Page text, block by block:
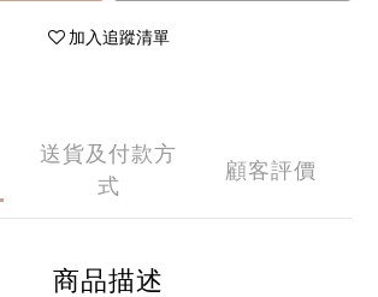
加入追蹤清單
送貨及付款方
式
顧客評價
商品描述